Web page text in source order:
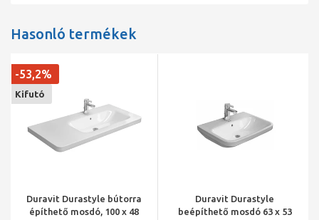
Hasonló termékek
Duravit Durastyle bútorra
építhető mosdó, 100 x 48
-53,2%
Kifutó
Duravit Durastyle
beépíthető mosdó 63 x 53